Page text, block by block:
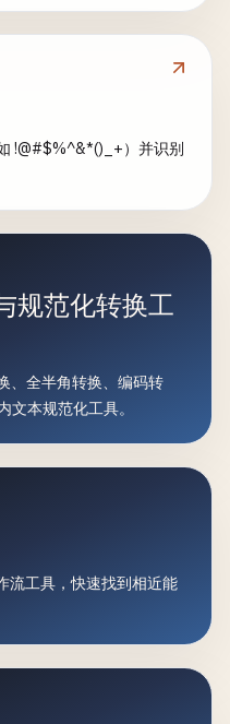
!@#$%^&*()_+）并识别
规范化转换工
、全半角转换、编码转
本规范化工具。
流工具，快速找到相近能